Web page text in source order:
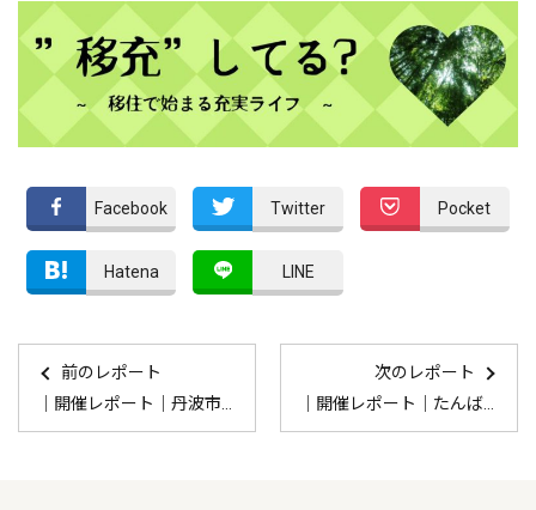
Facebook Twitter Pocket
Hatena LINE
前のレポート
次のレポート
｜開催レポート｜たんば”移充”計画「丹波布作家に教わる草木染ワークショップ」